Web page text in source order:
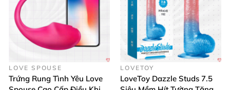
LOVE SPOUSE
Trứng Rung Tình Yêu Love
LOVETOY
LoveToy Dazzle Studs 7.5